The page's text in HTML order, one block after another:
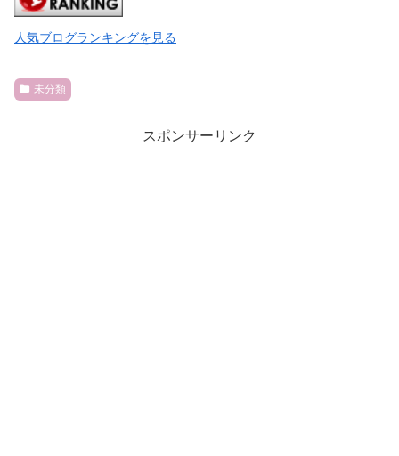
人気ブログランキングを見る
未分類
スポンサーリンク